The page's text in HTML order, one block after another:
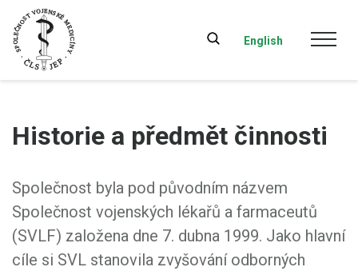
English
Historie a předmět činnosti
Společnost byla pod původním názvem
Společnost vojenských lékařů a farmaceutů
(SVLF) založena dne 7. dubna 1999. Jako hlavní
cíle si SVL stanovila zvyšování odborných